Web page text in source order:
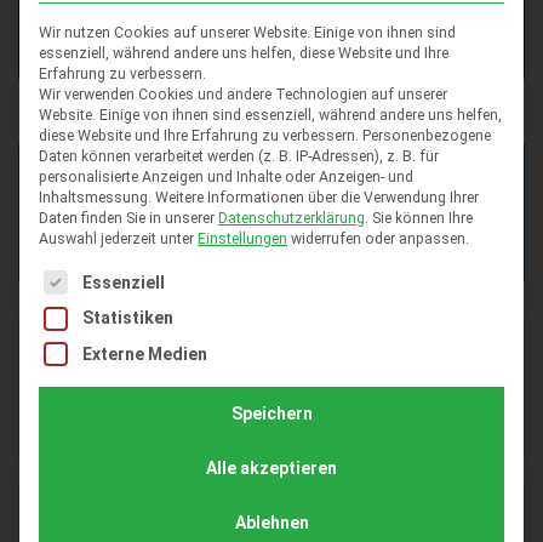
Beständig gegen die meisten Chemikalien
Technische Spezifikation – Flexi Tile
Comfort 14
Eigenschaften
Wert Polyvinylchlorid
Wir nutzen Cookies auf unserer Website. Einige von ihnen sind
essenziell, während andere uns helfen, diese Website und Ihre
Erfahrung zu verbessern.
Wir verwenden Cookies und andere Technologien auf unserer
Website. Einige von ihnen sind essenziell, während andere uns helfen,
diese Website und Ihre Erfahrung zu verbessern. Personenbezogene
Daten können verarbeitet werden (z. B. IP-Adressen), z. B. für
personalisierte Anzeigen und Inhalte oder Anzeigen- und
Inhaltsmessung. Weitere Informationen über die Verwendung Ihrer
Daten finden Sie in unserer Datenschutzerklärung Sie können Ihre
Auswahl jederzeit unter Einstellungen widerrufen oder anpassen.
Es folgt eine Liste der Service-Gruppen, für die eine
Essenziell
Statistiken
Externe Medien
Speichern
Alle akzeptieren
Ablehnen